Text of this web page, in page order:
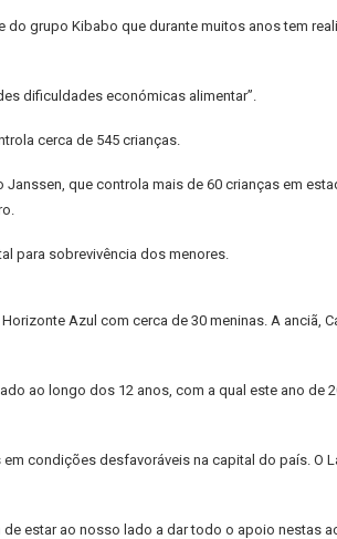
grupo Kibabo que durante muitos anos tem
dificuldades económicas alimentar”.
cerca de 545 crianças.
que controla mais de 60 crianças em
para sobrevivência dos menores.
Azul com cerca de 30 meninas. A anciã,
ao longo dos 12 anos, com a qual este ano de
condições desfavoráveis na capital do país. O
estar ao nosso lado a dar todo o apoio nestas